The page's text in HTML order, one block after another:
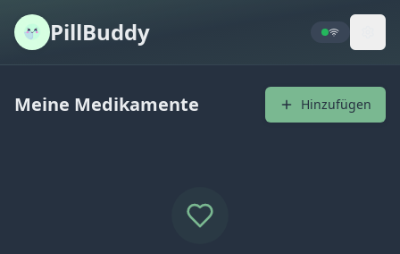
PillBuddy
Meine Medikamente Hinzufügen